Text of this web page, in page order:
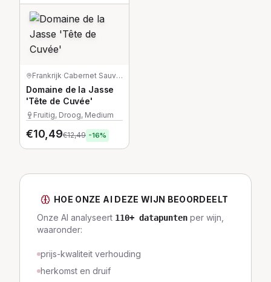
Frankrijk· Cabernet Sauvignon
Domaine de la Jasse
'Tête de Cuvée'
Fruitig, Droog, Medium
€10,49€12,49 -16%
HOE ONZE AI DEZE WIJN BEOORDEELT
Onze AI analyseert 110+ datapunten per wijn,
waaronder:
prijs-kwaliteit verhouding
herkomst en druif